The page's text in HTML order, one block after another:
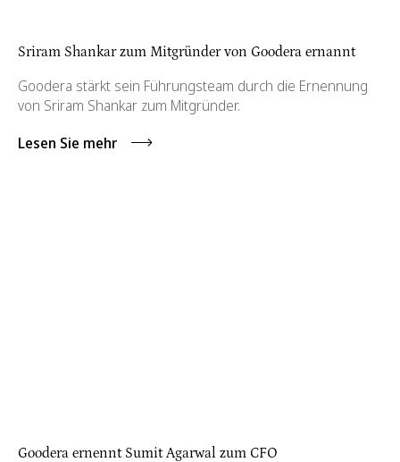
Sriram Shankar zum Mitgründer von Goodera ernannt
Goodera stärkt sein Führungsteam durch die Ernennung
von Sriram Shankar zum Mitgründer.
Lesen Sie mehr
Goodera ernennt Sumit Agarwal zum CFO